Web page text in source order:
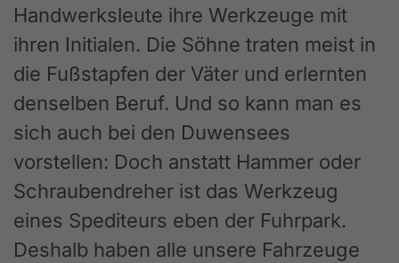
Handwerksleute ihre Werkzeuge mit
ihren Initialen. Die Söhne traten meist in
die Fußstapfen der Väter und erlernten
denselben Beruf. Und so kann man es
sich auch bei den Duwensees
vorstellen: Doch anstatt Hammer oder
Schraubendreher ist das Werkzeug
eines Spediteurs eben der Fuhrpark.
Deshalb haben alle unsere Fahrzeuge